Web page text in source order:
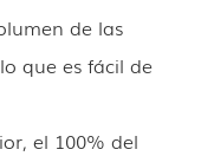
de las
que es fácil de
el 100% del